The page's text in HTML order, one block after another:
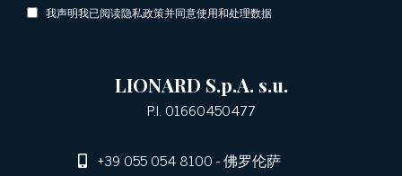
我声明我已阅读隐私政策并同意使用和处理数据
LIONARD S.p.A. s.u.
P.I. 01660450477
+39 055 054 8100- 佛罗伦萨